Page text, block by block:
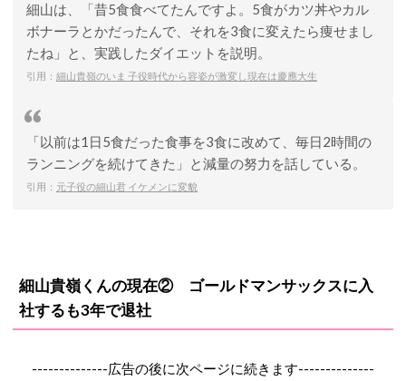
細山は、「昔5食食べてたんですよ。5食がカツ丼やカル
ボナーラとかだったんで、それを3食に変えたら痩せまし
たね」と、実践したダイエットを説明。
引用： 細山貴嶺のいま 子役時代から容姿が激変し現在は慶應大生
「以前は1日5食だった食事を3食に改めて、毎日2時間の
ランニングを続けてきた」と減量の努力を話している。
引用： 元子役の細山君 イケメンに変貌
細山貴嶺くんの現在② ゴールドマンサックスに入
社するも3年で退社
--------------広告の後に次ページに続きます--------------